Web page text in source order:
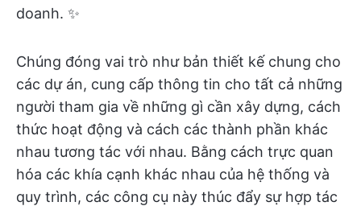
doanh. ✨
Chúng đóng vai trò như bản thiết kế chung cho
các dự án, cung cấp thông tin cho tất cả những
người tham gia về những gì cần xây dựng, cách
thức hoạt động và cách các thành phần khác
nhau tương tác với nhau. Bằng cách trực quan
hóa các khía cạnh khác nhau của hệ thống và
quy trình, các công cụ này thúc đẩy sự hợp tác